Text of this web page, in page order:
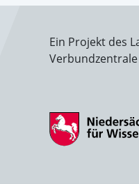
Ein Projekt des
Verbundzentrale